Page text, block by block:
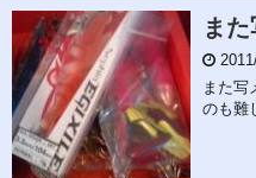
ま
また写
のも難